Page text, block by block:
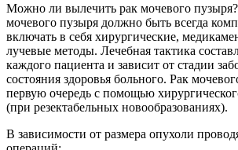
Можно ли вылечить рак мочевого
мочевого пузыря должно быть всегда
включать в себя хирургические,
лучевые методы. Лечебная тактика
каждого пациента и зависит от стадии
состояния здоровья больного. Рак
первую очередь с помощью
(при резектабельных новообразованиях).
В зависимости от размера опухоли